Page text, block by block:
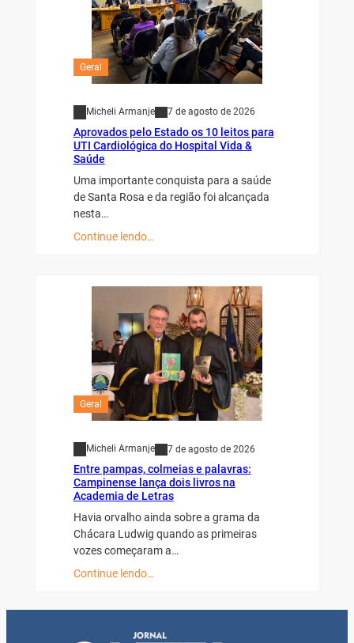
Geral
Micheli Armanje 7 de agosto de 2026
Aprovados pelo Estado os 10 leitos para
UTI Cardiológica do Hospital Vida &
Saúde
Uma importante conquista para a saúde
de Santa Rosa e da região foi alcançada
nesta…
Continue lendo…
Geral
Micheli Armanje 7 de agosto de 2026
Entre pampas, colmeias e palavras:
Campinense lança dois livros na
Academia de Letras
Havia orvalho ainda sobre a grama da
Chácara Ludwig quando as primeiras
vozes começaram a…
Continue lendo…